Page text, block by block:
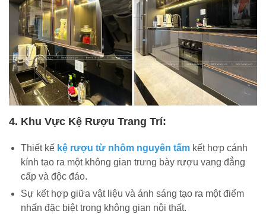
4. Khu Vực Kệ Rượu Trang Trí:
Thiết kế kệ rượu từ nhôm nguyên tấm kết hợp cánh
kính tạo ra một không gian trưng bày rượu vang đẳng
cấp và độc đáo.
Sự kết hợp giữa vật liệu và ánh sáng tạo ra một điểm
nhấn đặc biệt trong không gian nội thất.